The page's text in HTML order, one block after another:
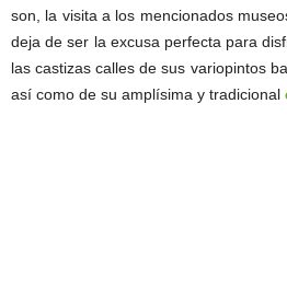
son, la visita a los mencionados
deja de ser la excusa perfecta para
las castizas calles de sus variopintos
así como de su amplísima y tradicional